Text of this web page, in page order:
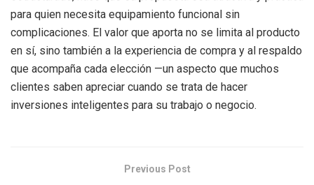
para quien necesita equipamiento funcional sin
complicaciones. El valor que aporta no se limita al producto
en sí, sino también a la experiencia de compra y al respaldo
que acompaña cada elección —un aspecto que muchos
clientes saben apreciar cuando se trata de hacer
inversiones inteligentes para su trabajo o negocio.
Previous Post